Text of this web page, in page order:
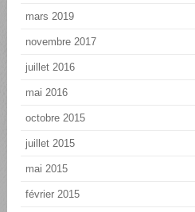
mars 2019
novembre 2017
juillet 2016
mai 2016
octobre 2015
juillet 2015
mai 2015
février 2015